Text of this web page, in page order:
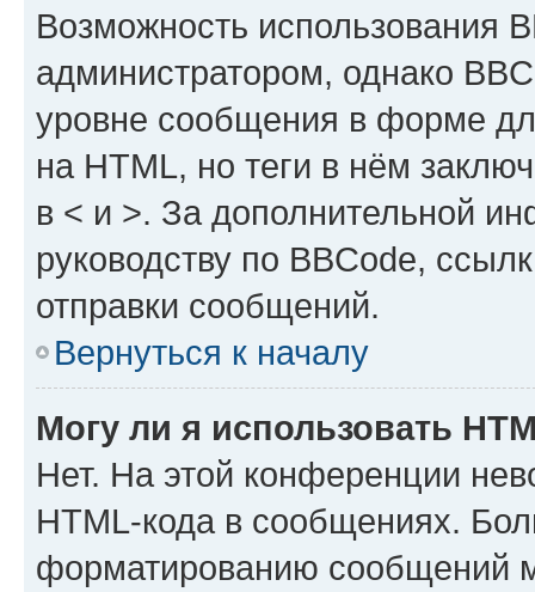
Возможность использования
администратором, однако
уровне сообщения в форме
на HTML, но теги в нём
в < и >. За дополнительной
руководству по BBCode,
отправки сообщений.
Вернуться к началу
Могу ли я использовать
Нет. На этой конференции
HTML-кода в сообщениях.
форматированию сообщений